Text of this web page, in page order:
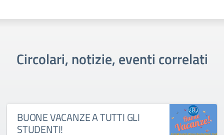
Circolari, notizie, eventi correlati
BUONE VACANZE A TUTTI GLI
STUDENTI!